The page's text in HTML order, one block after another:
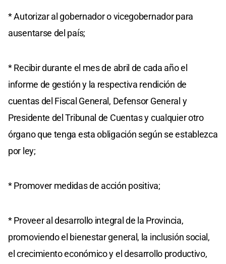
* Autorizar al gobernador o vicegobernador para
ausentarse del país;
* Recibir durante el mes de abril de cada año el
informe de gestión y la respectiva rendición de
cuentas del Fiscal General, Defensor General y
Presidente del Tribunal de Cuentas y cualquier otro
órgano que tenga esta obligación según se establezca
por ley;
* Promover medidas de acción positiva;
* Proveer al desarrollo integral de la Provincia,
promoviendo el bienestar general, la inclusión social,
el crecimiento económico y el desarrollo productivo,